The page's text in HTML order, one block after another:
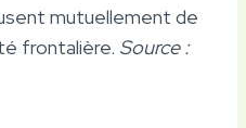
mutuellement de
frontalière. Source :